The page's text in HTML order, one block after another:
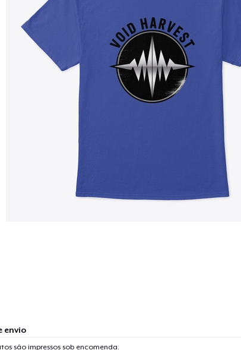
envio
são impressos sob encomenda.